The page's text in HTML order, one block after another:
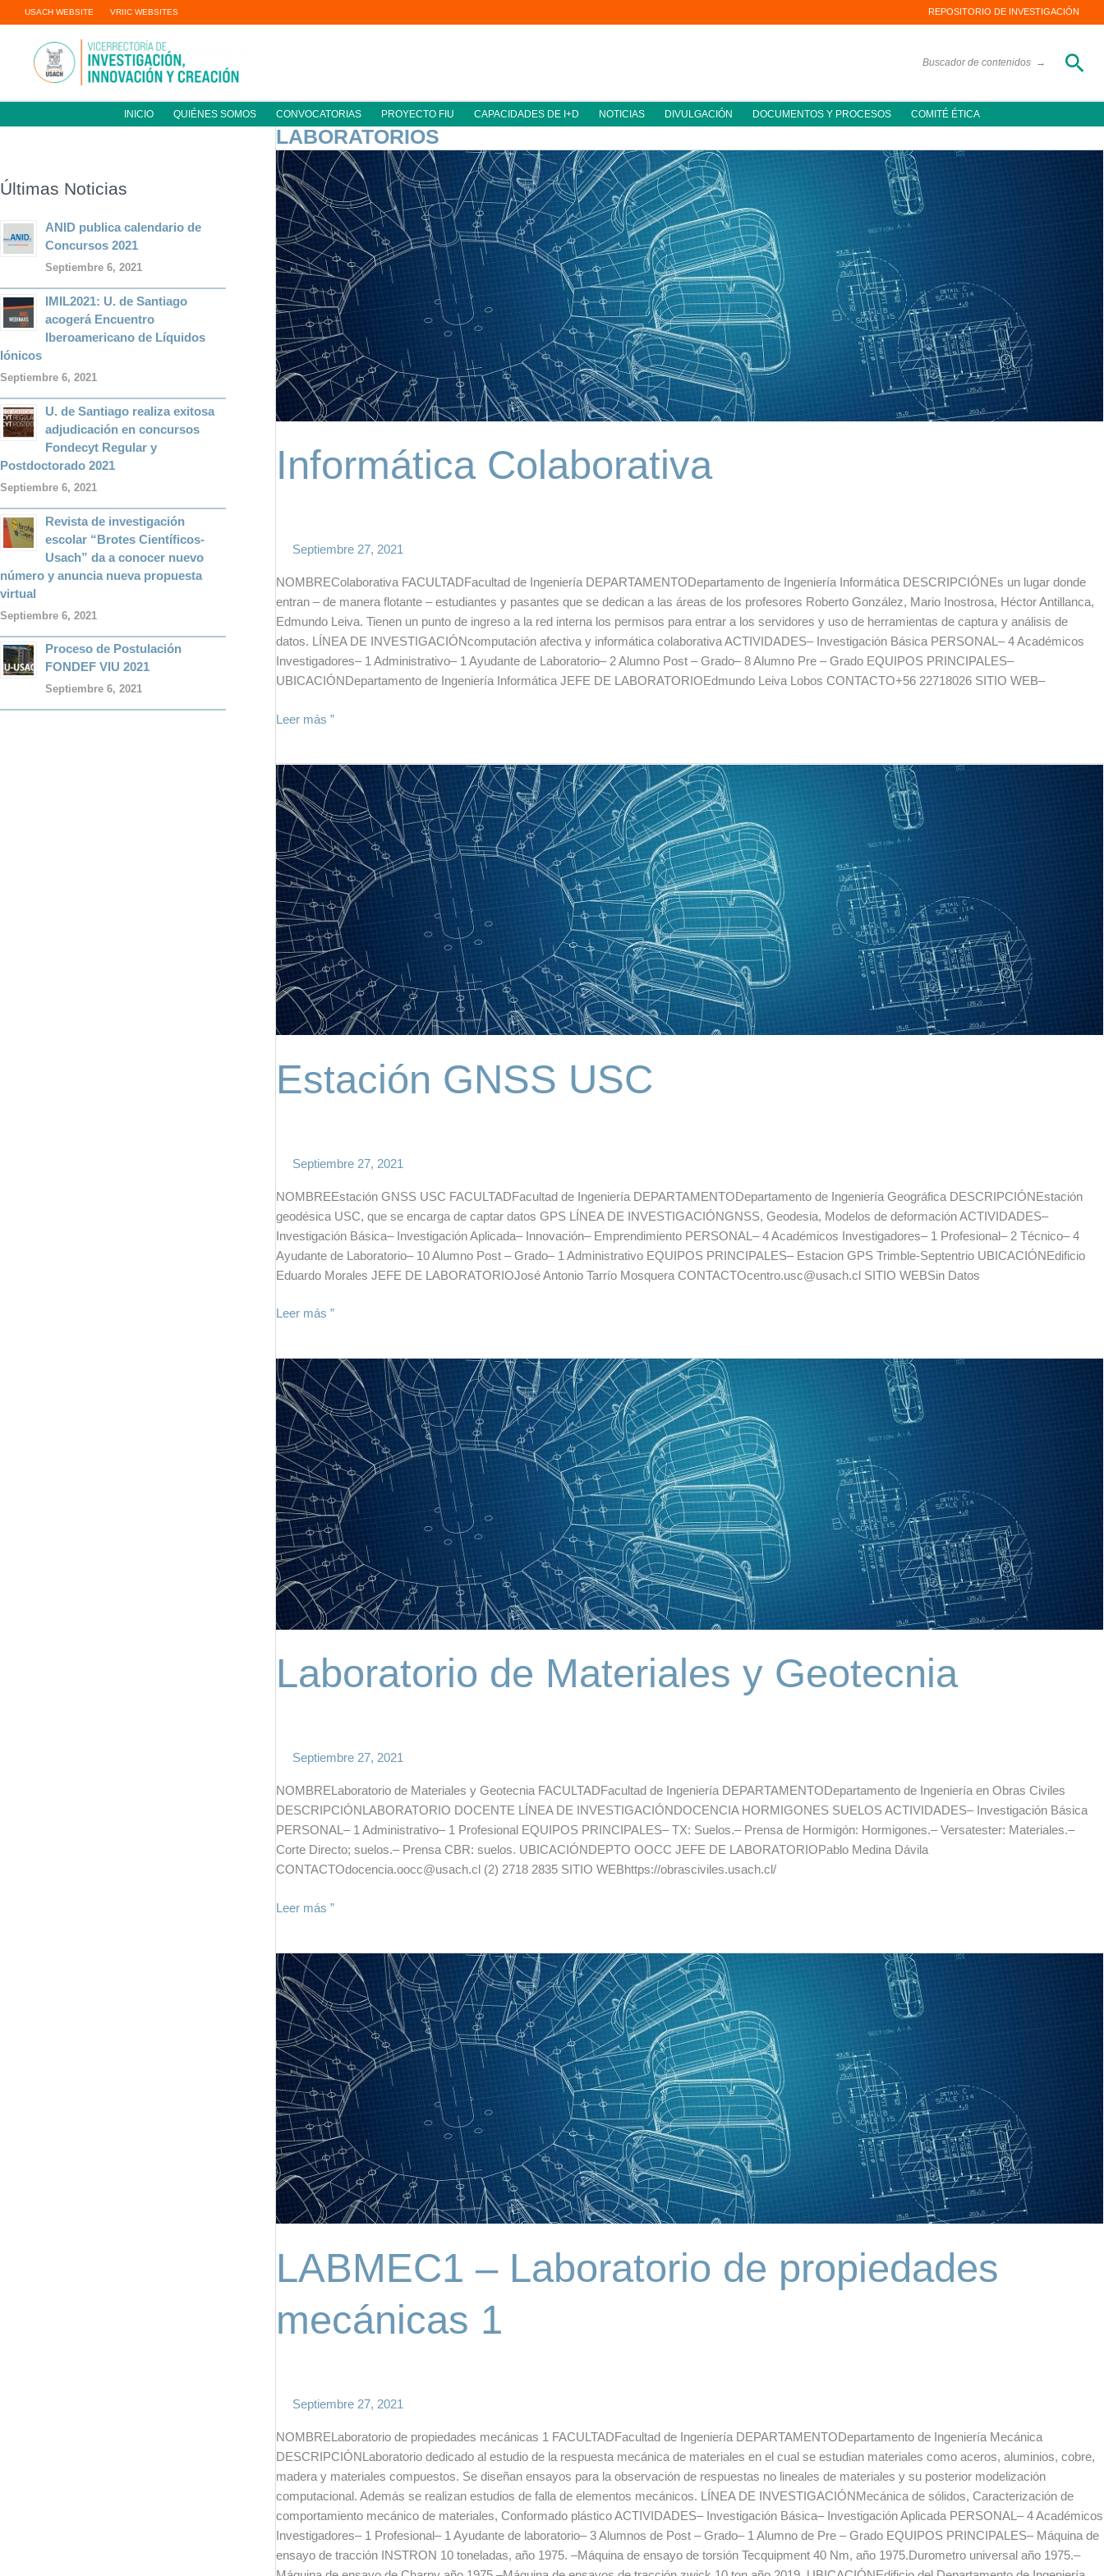
al
contenido
USACH WEBSITE VRIIC WEBSITES REPOSITORIO DE INVESTIGACIÓN
Buscador de contenidos →
INICIO QUIÉNES SOMOS CONVOCATORIAS PROYECTO FIU CAPACIDADES DE I+D NOTICIAS DIVULGACIÓN DOCUMENTOS Y PROCESOS COMITÉ ÉTICA
Últimas Noticias
ANID publica calendario de
Concursos 2021
Septiembre 6, 2021
IMIL2021: U. de Santiago
acogerá Encuentro
Iberoamericano de Líquidos
Iónicos
Septiembre 6, 2021
U. de Santiago realiza exitosa
adjudicación en concursos
Fondecyt Regular y
Postdoctorado 2021
Septiembre 6, 2021
Revista de investigación
escolar “Brotes Científicos-
Usach” da a conocer nuevo
número y anuncia nueva propuesta
virtual
Septiembre 6, 2021
Proceso de Postulación
FONDEF VIU 2021
Septiembre 6, 2021
LABORATORIOS
Informática Colaborativa
Septiembre 27, 2021
NOMBREColaborativa FACULTADFacultad de Ingeniería DEPARTAMENTODepartamento de Ingeniería Informática DESCRIPCIÓNEs un lugar donde
entran – de manera flotante – estudiantes y pasantes que se dedican a las áreas de los profesores Roberto González, Mario Inostrosa, Héctor Antillanca,
Edmundo Leiva. Tienen un punto de ingreso a la red interna los permisos para entrar a los servidores y uso de herramientas de captura y análisis de
datos. LÍNEA DE INVESTIGACIÓNcomputación afectiva y informática colaborativa ACTIVIDADES– Investigación Básica PERSONAL– 4 Académicos
Investigadores– 1 Administrativo– 1 Ayudante de Laboratorio– 2 Alumno Post – Grado– 8 Alumno Pre – Grado EQUIPOS PRINCIPALES–
UBICACIÓNDepartamento de Ingeniería Informática JEFE DE LABORATORIOEdmundo Leiva Lobos CONTACTO+56 22718026 SITIO WEB–
Informática
Colaborativa
Leer más ”
Estación GNSS USC
Septiembre 27, 2021
NOMBREEstación GNSS USC FACULTADFacultad de Ingeniería DEPARTAMENTODepartamento de Ingeniería Geográfica DESCRIPCIÓNEstación
geodésica USC, que se encarga de captar datos GPS LÍNEA DE INVESTIGACIÓNGNSS, Geodesia, Modelos de deformación ACTIVIDADES–
Investigación Básica– Investigación Aplicada– Innovación– Emprendimiento PERSONAL– 4 Académicos Investigadores– 1 Profesional– 2 Técnico– 4
Ayudante de Laboratorio– 10 Alumno Post – Grado– 1 Administrativo EQUIPOS PRINCIPALES– Estacion GPS Trimble-Septentrio UBICACIÓNEdificio
Eduardo Morales JEFE DE LABORATORIOJosé Antonio Tarrío Mosquera CONTACTOcentro.usc@usach.cl SITIO WEBSin Datos
Estación
GNSS
USC
Leer más ”
Laboratorio de Materiales y Geotecnia
Septiembre 27, 2021
NOMBRELaboratorio de Materiales y Geotecnia FACULTADFacultad de Ingeniería DEPARTAMENTODepartamento de Ingeniería en Obras Civiles
DESCRIPCIÓNLABORATORIO DOCENTE LÍNEA DE INVESTIGACIÓNDOCENCIA HORMIGONES SUELOS ACTIVIDADES– Investigación Básica
PERSONAL– 1 Administrativo– 1 Profesional EQUIPOS PRINCIPALES– TX: Suelos.– Prensa de Hormigón: Hormigones.– Versatester: Materiales.–
Corte Directo; suelos.– Prensa CBR: suelos. UBICACIÓNDEPTO OOCC JEFE DE LABORATORIOPablo Medina Dávila
CONTACTOdocencia.oocc@usach.cl (2) 2718 2835 SITIO WEBhttps://obrasciviles.usach.cl/
Laboratorio
de
Materiales
y
Geotecnia
Leer más ”
LABMEC1 – Laboratorio de propiedades
mecánicas 1
Septiembre 27, 2021
NOMBRELaboratorio de propiedades mecánicas 1 FACULTADFacultad de Ingeniería DEPARTAMENTODepartamento de Ingeniería Mecánica
DESCRIPCIÓNLaboratorio dedicado al estudio de la respuesta mecánica de materiales en el cual se estudian materiales como aceros, aluminios, cobre,
madera y materiales compuestos. Se diseñan ensayos para la observación de respuestas no lineales de materiales y su posterior modelización
computacional. Además se realizan estudios de falla de elementos mecánicos. LÍNEA DE INVESTIGACIÓNMecánica de sólidos, Caracterización de
comportamiento mecánico de materiales, Conformado plástico ACTIVIDADES– Investigación Básica– Investigación Aplicada PERSONAL– 4 Académicos
Investigadores– 1 Profesional– 1 Ayudante de laboratorio– 3 Alumnos de Post – Grado– 1 Alumno de Pre – Grado EQUIPOS PRINCIPALES– Máquina de
ensayo de tracción INSTRON 10 toneladas, año 1975. –Máquina de ensayo de torsión Tecquipment 40 Nm, año 1975.Durometro universal año 1975.–
LABMEC1
–
Laboratorio
de
propiedades
mecánicas
1